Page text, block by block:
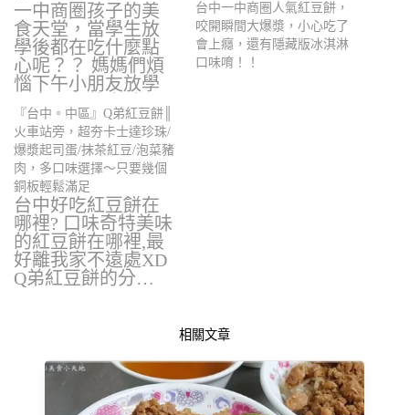
一中商圈孩子的美
食天堂，當學生放
學後都在吃什麼點
心呢？？ 媽媽們煩
惱下午小朋友放學
回家要買什麼點心
嗎…
台中一中商圈人氣紅豆餅，
咬開瞬間大爆漿，小心吃了
會上癮，還有隱藏版冰淇淋
口味唷！！
『台中。中區』Q弟紅豆餅║
火車站旁，超夯卡士達珍珠/
爆漿起司蛋/抹茶紅豆/泡菜豬
肉，多口味選擇～只要幾個
銅板輕鬆滿足
台中好吃紅豆餅在
哪裡? 口味奇特美味
的紅豆餅在哪裡,最
好離我家不遠處XD
Q弟紅豆餅的分…
相關文章